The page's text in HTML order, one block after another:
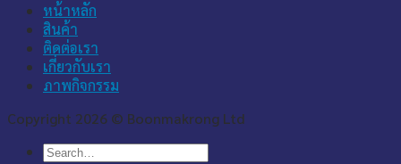
หน้าหลัก
สินค้า
ติดต่อเรา
เกี่ยวกับเรา
ภาพกิจกรรม
Copyright 2026 © Boonmakrong Ltd
Search